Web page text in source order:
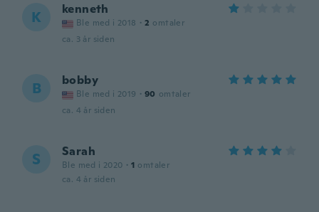
K kenneth
Ble med i 2018 · 2 omtaler
ca. 3 år siden
B bobby
Ble med i 2019 · 90 omtaler
ca. 4 år siden
S Sarah
Ble med i 2020 · 1 omtaler
ca. 4 år siden